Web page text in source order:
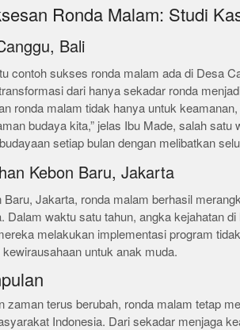
Ronda Malam: Studi
Bali
contoh sukses ronda malam ada di Desa
dari hanya sekadar ronda
ronda malam tidak hanya untuk
budaya kita,” jelas Ibu Made, salah
setiap bulan dengan melibatkan
Kebon Baru, Jakarta
Baru, Jakarta, ronda malam berhasil
Dalam waktu satu tahun, angka kejahatan
melakukan implementasi program
kewirausahaan untuk anak muda.
zaman terus berubah, ronda malam tetap
Indonesia. Dari sekadar menjaga